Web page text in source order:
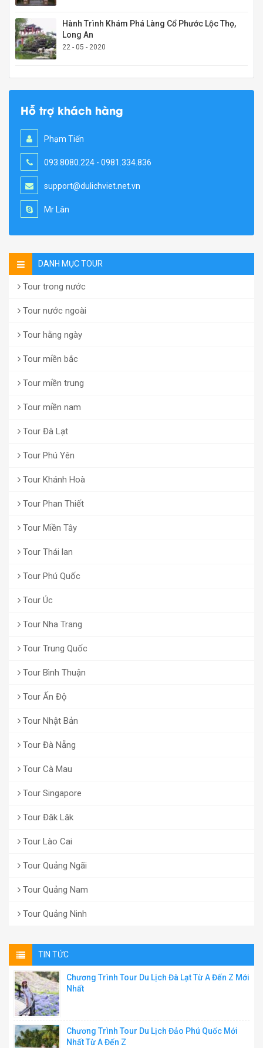
Hành Trình Khám Phá Làng Cổ Phước Lộc Thọ,
Long An
22 - 05 - 2020
Hỗ trợ khách hàng
Phạm Tiến
093.8080.224 - 0981.334.836
support@dulichviet.net.vn
Mr Lân
DANH MỤC TOUR
Tour trong nước
Tour nước ngoài
Tour hằng ngày
Tour miền bắc
Tour miền trung
Tour miền nam
Tour Đà Lạt
Tour Phú Yên
Tour Khánh Hoà
Tour Phan Thiết
Tour Miền Tây
Tour Thái lan
Tour Phú Quốc
Tour Úc
Tour Nha Trang
Tour Trung Quốc
Tour Bình Thuận
Tour Ấn Độ
Tour Nhật Bản
Tour Đà Nẵng
Tour Cà Mau
Tour Singapore
Tour Đăk Lăk
Tour Lào Cai
Tour Quảng Ngãi
Tour Quảng Nam
Tour Quảng Ninh
TIN TỨC
Chương Trình Tour Du Lịch Đà Lạt Từ A Đến Z Mới
Nhất
Chương Trình Tour Du Lịch Đảo Phú Quốc Mới
Nhất Từ A Đến Z